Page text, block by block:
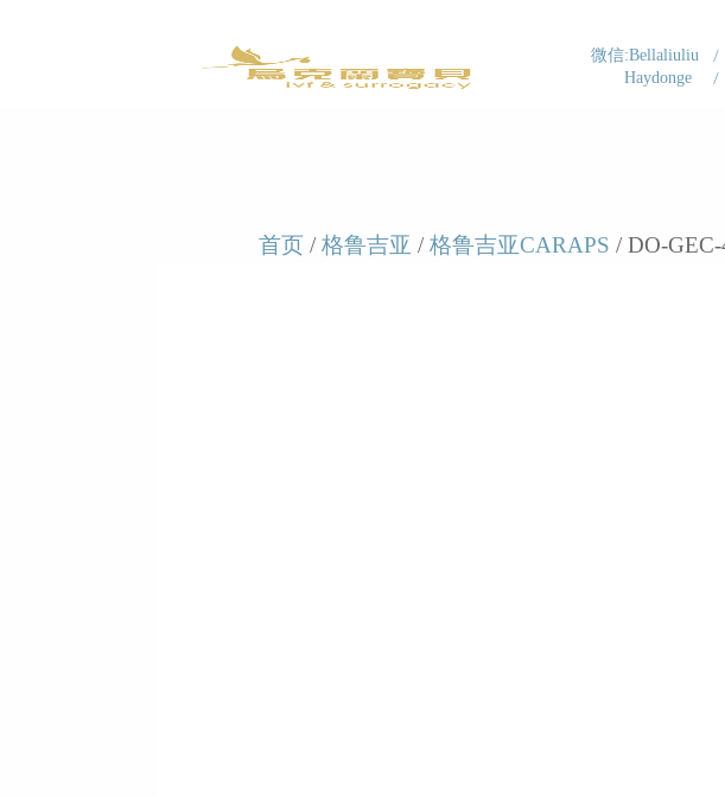
微信:Bellaliuliu
Haydonge
/
/
首页 / 格鲁吉亚 / 格鲁吉亚CARAPS / DO-